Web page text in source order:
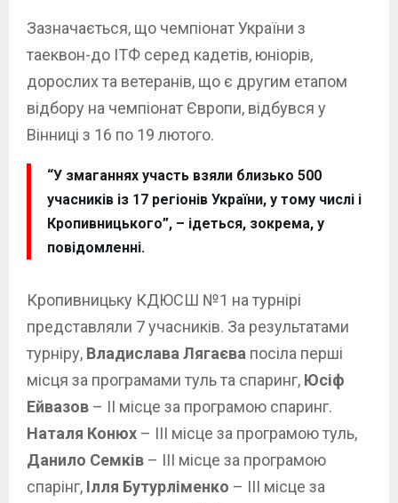
Зазначається, що чемпіонат України з
таеквон-до ІТФ серед кадетів, юніорів,
дорослих та ветеранів, що є другим етапом
відбору на чемпіонат Європи, відбувся у
Вінниці з 16 по 19 лютого.
“У змаганнях участь взяли близько 500
учасників із 17 регіонів України, у тому числі і
Кропивницького”, – ідеться, зокрема, у
повідомленні.
Кропивницьку КДЮСШ №1 на турнірі
представляли 7 учасників. За результатами
турніру, Владислава Лягаєва посіла перші
місця за програмами туль та спаринг, Юсіф
Ейвазов – ІІ місце за програмою спаринг.
Наталя Конюх – ІІІ місце за програмою туль,
Данило Семків – ІІІ місце за програмою
спарінг, Ілля Бутурліменко – ІІІ місце за